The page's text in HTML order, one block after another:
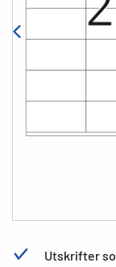
Utskrifter